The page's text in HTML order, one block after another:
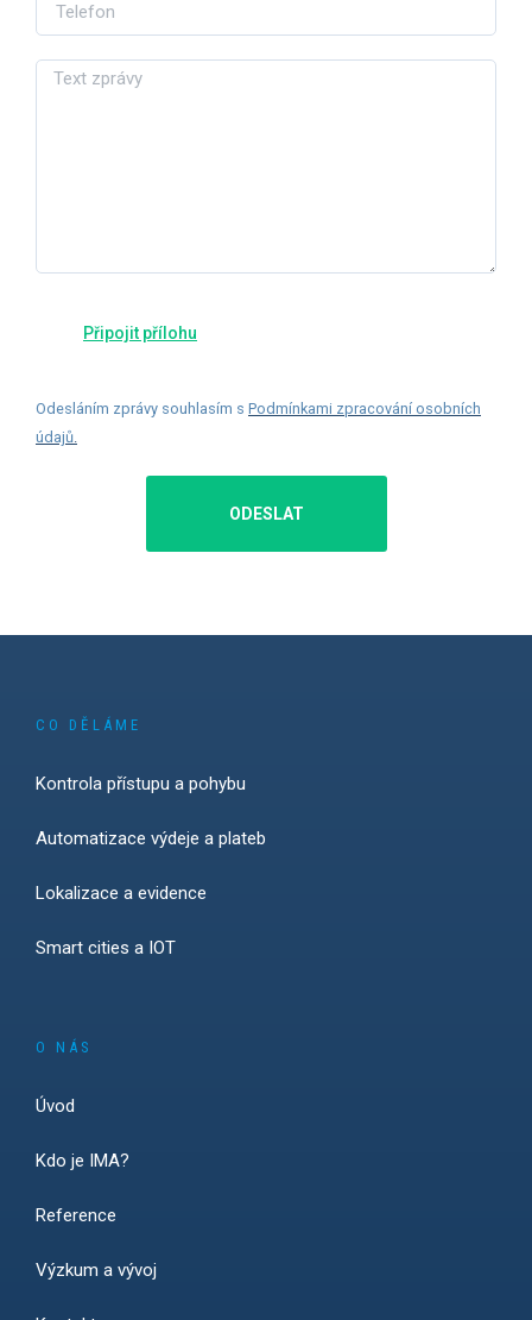
Odesláním zprávy souhlasím s Podmínkami zpracování osobních
údajů.
ODESLAT
CO DĚLÁME
Kontrola přístupu a pohybu
Automatizace výdeje a plateb
Lokalizace a evidence
Smart cities a IOT
O NÁS
Úvod
Kdo je IMA?
Reference
Výzkum a vývoj